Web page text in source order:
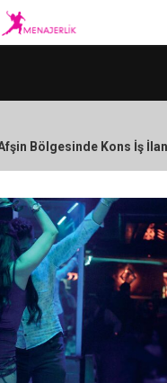
Bölgesinde Kons İş